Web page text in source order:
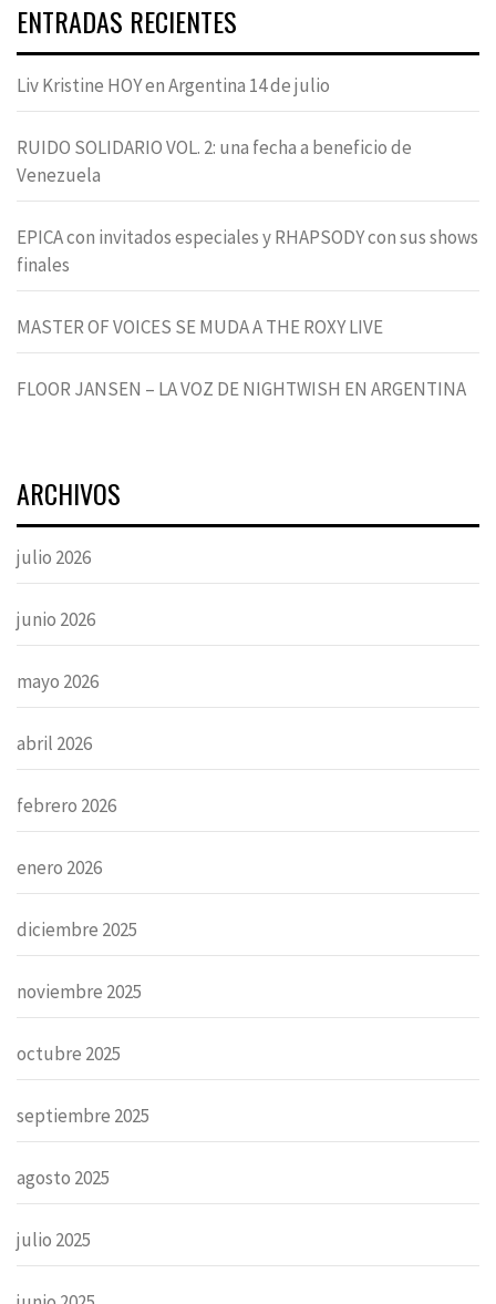
ENTRADAS RECIENTES
Liv Kristine HOY en Argentina 14 de julio
RUIDO SOLIDARIO VOL. 2: una fecha a beneficio de
Venezuela
EPICA con invitados especiales y RHAPSODY con sus shows
finales
MASTER OF VOICES SE MUDA A THE ROXY LIVE
FLOOR JANSEN – LA VOZ DE NIGHTWISH EN ARGENTINA
ARCHIVOS
julio 2026
junio 2026
mayo 2026
abril 2026
febrero 2026
enero 2026
diciembre 2025
noviembre 2025
octubre 2025
septiembre 2025
agosto 2025
julio 2025